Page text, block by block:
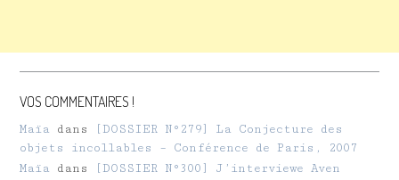
VOS COMMENTAIRES !
Maïa dans
[DOSSIER N°279] La Conjecture des
objets incollables – Conférence de Paris, 2007
Maïa dans
[DOSSIER N°300] J’interviewe Aven